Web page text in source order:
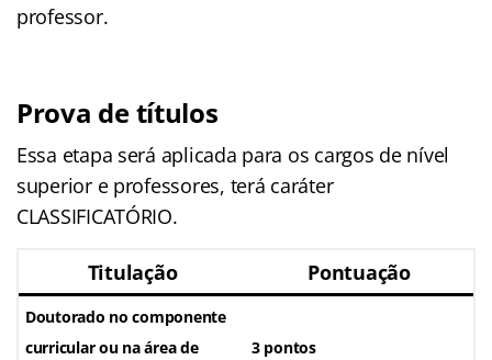
professor.
Prova de títulos
Essa etapa será aplicada para os cargos de nível
superior e professores, terá caráter
CLASSIFICATÓRIO.
Titulação Pontuação
Doutorado no componente
curricular ou na área de
3 pontos